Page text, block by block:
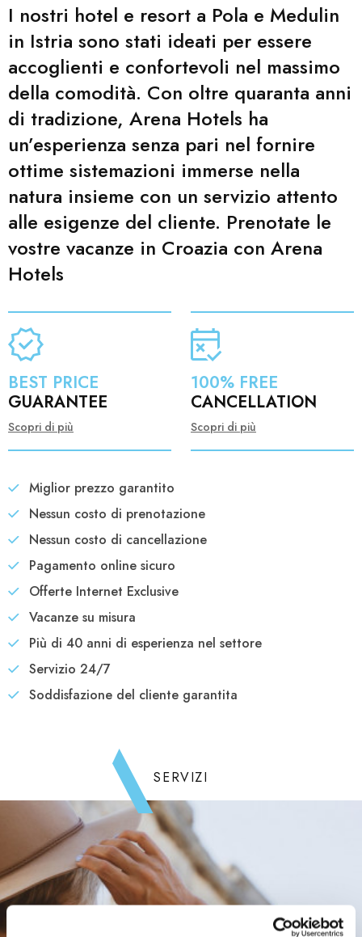
I nostri hotel e resort a Pola e Medulin
in Istria sono stati ideati per essere
accoglienti e confortevoli nel massimo
della comodità. Con oltre quaranta anni
di tradizione, Arena Hotels ha
un’esperienza senza pari nel fornire
ottime sistemazioni immerse nella
natura insieme con un servizio attento
alle esigenze del cliente. Prenotate le
vostre vacanze in Croazia con Arena
Hotels
BEST PRICE
GUARANTEE
Scopri di più
100% FREE
CANCELLATION
Scopri di più
Miglior prezzo garantito
Nessun costo di prenotazione
Nessun costo di cancellazione
Pagamento online sicuro
Offerte Internet Exclusive
Vacanze su misura
Più di 40 anni di esperienza nel settore
Servizio 24/7
Soddisfazione del cliente garantita
SERVIZI